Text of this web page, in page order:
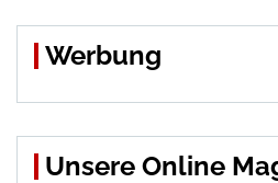
Werbung
Unsere Online